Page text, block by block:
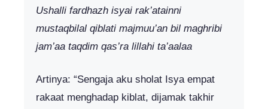
Ushalli fardhazh isyai rak’atainni
mustaqbilal qiblati majmuu’an bil maghribi
jam’aa taqdim qas’ra lillahi ta’aalaa
Artinya: “Sengaja aku sholat Isya empat
rakaat menghadap kiblat, dijamak takhir